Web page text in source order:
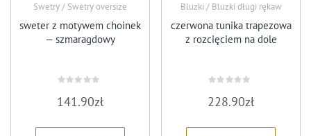
Swetry / Swetry oversize
sweter z motywem choinek
— szmaragdowy
0141.90zł
Bluzki / Bluzki długi rękaw
czerwona tunika trapezowa
z rozcięciem na dole
0
228.90zł